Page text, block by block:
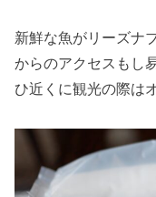
新鮮な魚がリーズナ
からのアクセスもし
ひ近くに観光の際は